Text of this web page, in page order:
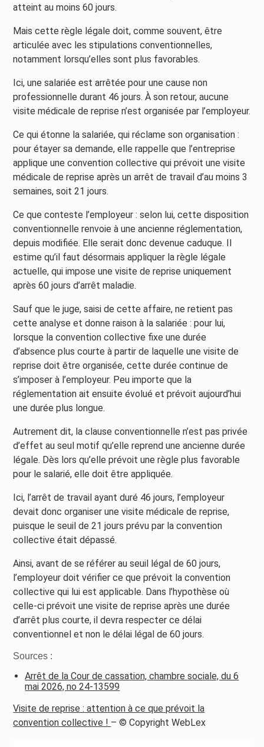
atteint au moins 60 jours.
Mais cette règle légale doit, comme souvent, être
articulée avec les stipulations conventionnelles,
notamment lorsqu’elles sont plus favorables.
Ici, une salariée est arrêtée pour une cause non
professionnelle durant 46 jours. À son retour, aucune
visite médicale de reprise n’est organisée par l’employeur.
Ce qui étonne la salariée, qui réclame son organisation :
pour étayer sa demande, elle rappelle que l’entreprise
applique une convention collective qui prévoit une visite
médicale de reprise après un arrêt de travail d’au moins 3
semaines, soit 21 jours.
Ce que conteste l’employeur : selon lui, cette disposition
conventionnelle renvoie à une ancienne réglementation,
depuis modifiée. Elle serait donc devenue caduque. Il
estime qu’il faut désormais appliquer la règle légale
actuelle, qui impose une visite de reprise uniquement
après 60 jours d’arrêt maladie.
Sauf que le juge, saisi de cette affaire, ne retient pas
cette analyse et donne raison à la salariée : pour lui,
lorsque la convention collective fixe une durée
d’absence plus courte à partir de laquelle une visite de
reprise doit être organisée, cette durée continue de
s’imposer à l’employeur. Peu importe que la
réglementation ait ensuite évolué et prévoit aujourd’hui
une durée plus longue.
Autrement dit, la clause conventionnelle n’est pas privée
d’effet au seul motif qu’elle reprend une ancienne durée
légale. Dès lors qu’elle prévoit une règle plus favorable
pour le salarié, elle doit être appliquée.
Ici, l’arrêt de travail ayant duré 46 jours, l’employeur
devait donc organiser une visite médicale de reprise,
puisque le seuil de 21 jours prévu par la convention
collective était dépassé.
Ainsi, avant de se référer au seuil légal de 60 jours,
l’employeur doit vérifier ce que prévoit la convention
collective qui lui est applicable. Dans l’hypothèse où
celle-ci prévoit une visite de reprise après une durée
d’arrêt plus courte, il devra respecter ce délai
conventionnel et non le délai légal de 60 jours.
Sources :
Arrêt de la Cour de cassation, chambre sociale, du 6
mai 2026, no 24-13599
Visite de reprise : attention à ce que prévoit la
convention collective ! – © Copyright WebLex